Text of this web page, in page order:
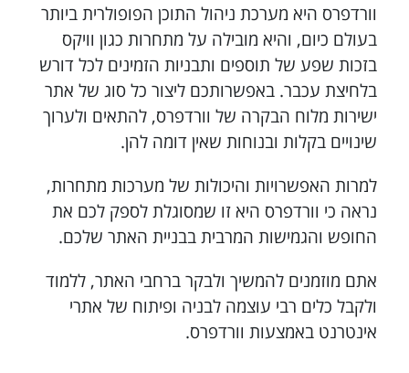
וורדפרס היא מערכת ניהול התוכן הפופולרית ביותר
בעולם כיום, והיא מובילה על מתחרות כגון וויקס
בזכות שפע של תוספים ותבניות הזמינים לכל דורש
בלחיצת עכבר. באפשרותכם ליצור כל סוג של אתר
ישירות מלוח הבקרה של וורדפרס, להתאים ולערוך
שינויים בקלות ובנוחות שאין דומה להן.
למרות האפשרויות והיכולות של מערכות מתחרות,
נראה כי וורדפרס היא זו שמסוגלת לספק לכם את
החופש והגמישות המרבית בבניית האתר שלכם.
אתם מוזמנים להמשיך ולבקר ברחבי האתר, ללמוד
ולקבל כלים רבי עוצמה לבניה ופיתוח של אתרי
אינטרנט באמצעות וורדפרס.